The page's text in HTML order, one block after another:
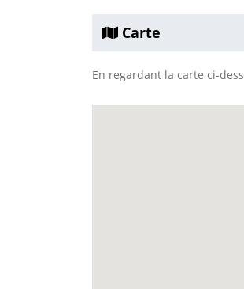
Carte
En regardant la carte ci-